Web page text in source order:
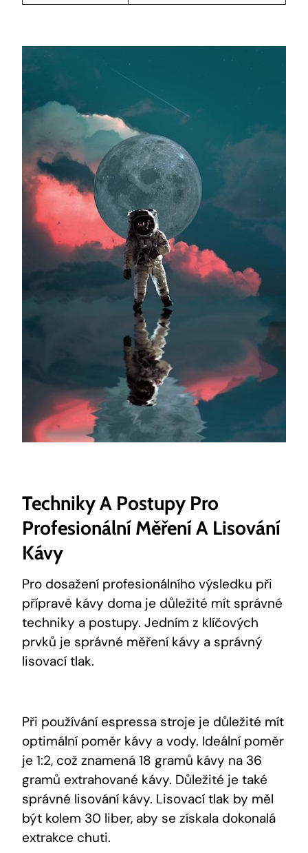
Techniky A Postupy Pro
Profesionální Měření A Lisování
Kávy
Pro dosažení profesionálního výsledku při
přípravě kávy doma je důležité mít správné
techniky a postupy. Jedním z klíčových
prvků je správné měření kávy a správný
lisovací tlak.
Při používání espressa stroje je důležité mít
optimální poměr kávy a vody. Ideální poměr
je 1:2, což znamená 18 gramů kávy na 36
gramů extrahované kávy. Důležité je také
správné lisování kávy. Lisovací tlak by měl
být kolem 30 liber, aby se získala dokonalá
extrakce chuti.